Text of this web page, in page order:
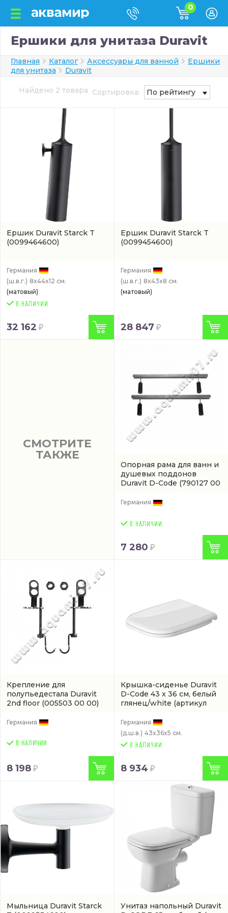
0
Ершики для унитаза Duravit
Главная Каталог Аксессуары для ванной
Ершики
для унитаза
Duravit
Найдено 2 товара Сортировка: По рейтингу
Ершик Duravit Starck T
(0099464600)
Германия
(ш.в.г.) 8x44x12 см.
(матовый)
32 162
Ершик Duravit Starck T
(0099454600)
Германия
(ш.в.г.) 8x43x8 см.
(матовый)
28 847
СМОТРИТЕ
ТАКЖЕ
Опорная рама для ванн и
душевых поддонов
Duravit D-Code (790127 00
Германия
7 280
Крепление для
полупьедестала Duravit
2nd floor (005503 00 00)
Германия
В НАЛИЧИИ
8 198
Крышка-сиденье Duravit
D-Code 43 x 36 см, белый
глянец/white (артикул
Германия
(д.ш.в.) 43x36x5 см.
8 934
Мыльница Duravit Starck
Унитаз напольный Duravit